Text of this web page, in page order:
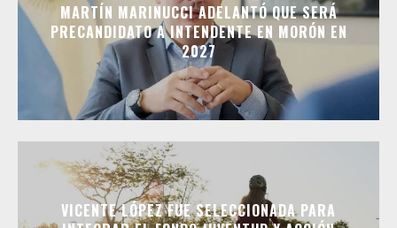
MARTÍN MARINUCCI ADELANTÓ QUE SERÁ
PRECANDIDATO A INTENDENTE EN MORÓN EN
2027
VICENTE LÓPEZ FUE SELECCIONADA PARA